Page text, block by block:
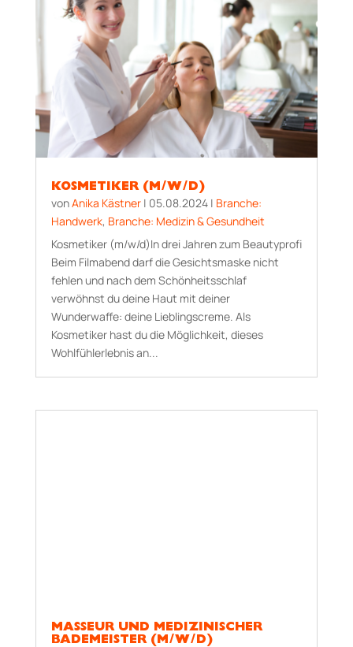
KOSMETIKER (M/W/D)
vonAnika Kästner| 05.08.2024| Branche:
Handwerk, Branche: Medizin & Gesundheit
Kosmetiker (m/w/d)In drei Jahren zum Beautyprofi
Beim Filmabend darf die Gesichtsmaske nicht
fehlen und nach dem Schönheitsschlaf
verwöhnst du deine Haut mit deiner
Wunderwaffe: deine Lieblingscreme. Als
Kosmetiker hast du die Möglichkeit, dieses
Wohlfühlerlebnis an...
MASSEUR UND MEDIZINISCHER
BADEMEISTER (M/W/D)